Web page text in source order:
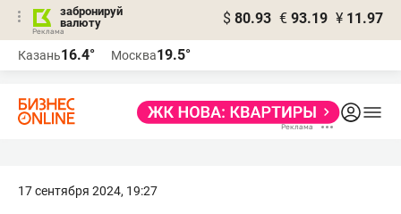
забронируй
валюту
$ 80.93 € 93.19 ¥ 11.97
Казань16.4° Москва19.5°
17 сентября 2024, 19:27